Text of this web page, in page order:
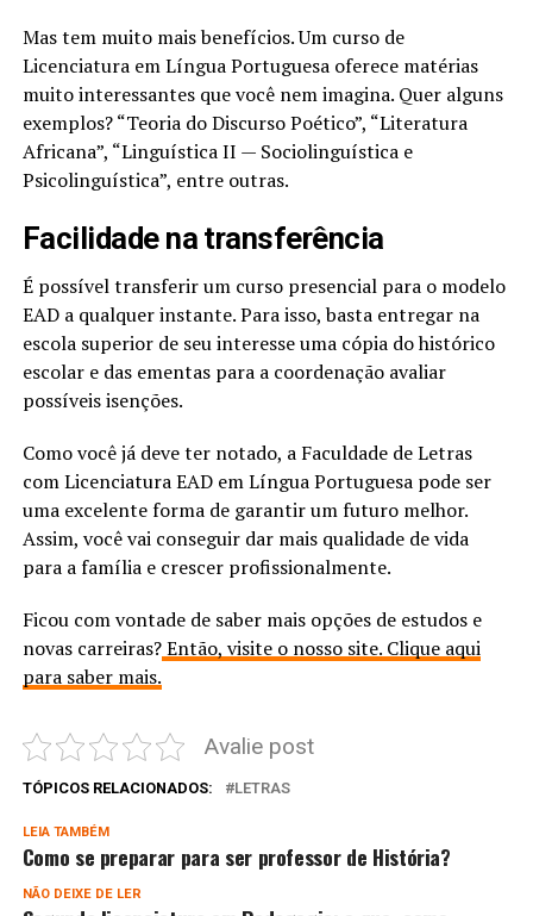
Mas tem muito mais benefícios. Um curso de
Licenciatura em Língua Portuguesa oferece matérias
muito interessantes que você nem imagina. Quer alguns
exemplos? “Teoria do Discurso Poético”, “Literatura
Africana”, “Linguística II — Sociolinguística e
Psicolinguística”, entre outras.
Facilidade na transferência
É possível transferir um curso presencial para o modelo
EAD a qualquer instante. Para isso, basta entregar na
escola superior de seu interesse uma cópia do histórico
escolar e das ementas para a coordenação avaliar
possíveis isenções.
Como você já deve ter notado, a Faculdade de Letras
com Licenciatura EAD em Língua Portuguesa pode ser
uma excelente forma de garantir um futuro melhor.
Assim, você vai conseguir dar mais qualidade de vida
para a família e crescer profissionalmente.
Ficou com vontade de saber mais opções de estudos e
novas carreiras?Então, visite o nosso site. Clique aqui
para saber mais.
Avalie post
TÓPICOS RELACIONADOS: LETRAS
LEIA TAMBÉM
Como se preparar para ser professor de História?
NÃO DEIXE DE LER